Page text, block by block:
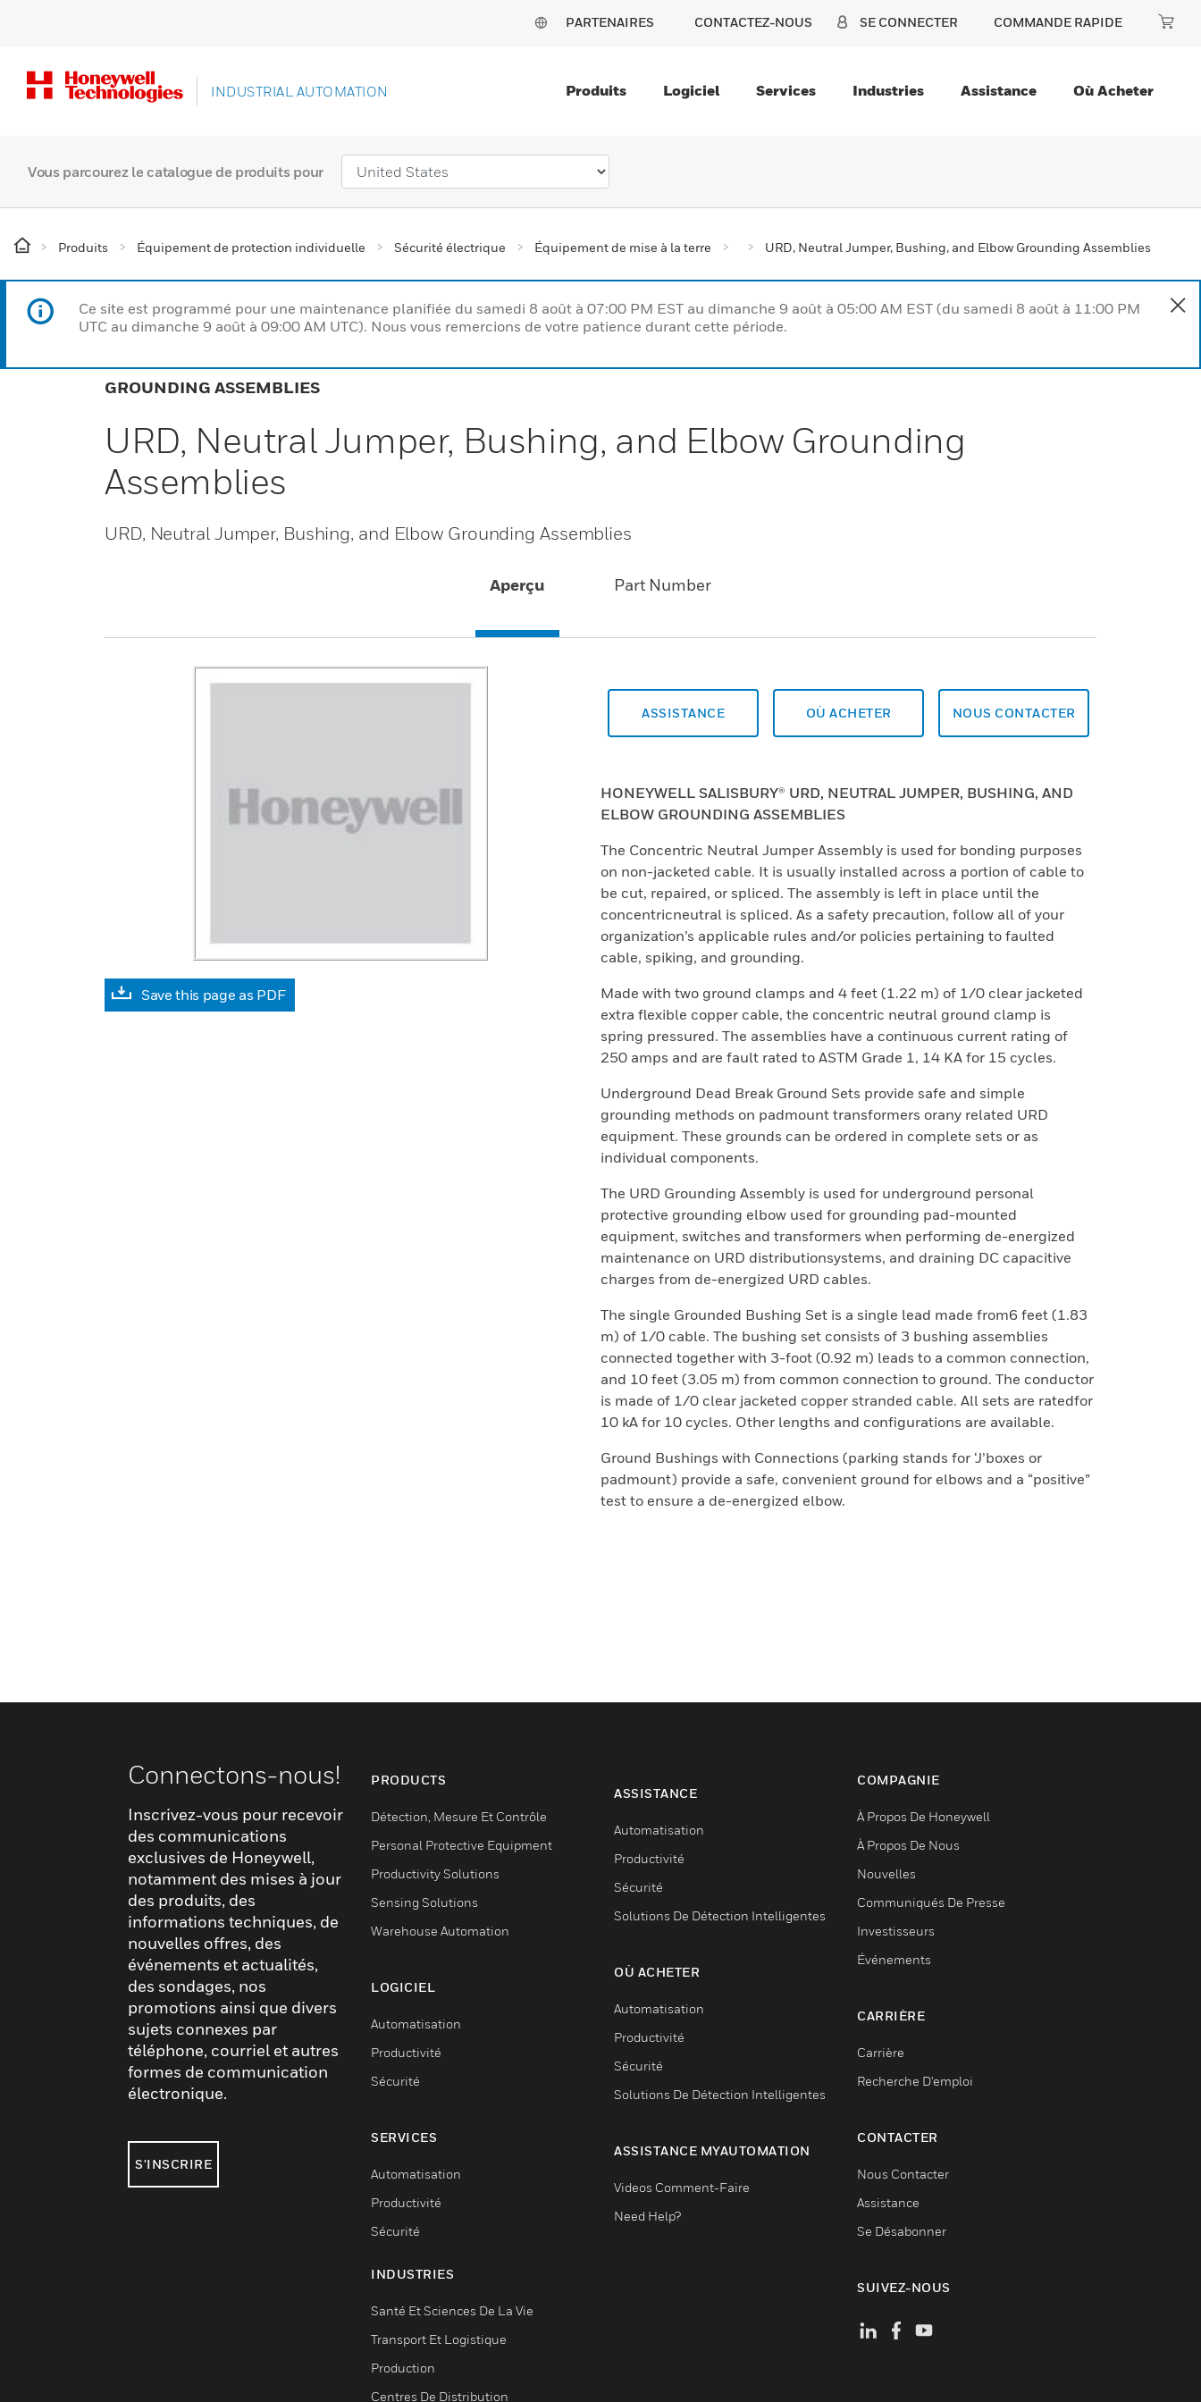
PARTENAIRES CONTACTEZ-NOUS SE CONNECTER COMMANDE RAPIDE
INDUSTRIAL AUTOMATION Produits Logiciel Services Industries Assistance Où Acheter
Vous parcourez le catalogue de produits pour
Produits Équipement de protection individuelle Sécurité électrique Équipement de mise à la terre URD, Neutral Jumper, Bushing, and Elbow Grounding Assemblies
Ce site est programmé pour une maintenance planifiée du samedi 8 août à 07:00 PM EST au dimanche 9 août à 05:00 AM EST (du samedi 8 août à 11:00 PM
UTC au dimanche 9 août à 09:00 AM UTC). Nous vous remercions de votre patience durant cette période.
GROUNDING ASSEMBLIES
URD, Neutral Jumper, Bushing, and Elbow Grounding
Assemblies
URD, Neutral Jumper, Bushing, and Elbow Grounding Assemblies
Aperçu Part Number
Save this page as PDF
ASSISTANCE OÙ ACHETER NOUS CONTACTER
HONEYWELL SALISBURY® URD, NEUTRAL JUMPER, BUSHING, AND
ELBOW GROUNDING ASSEMBLIES
The Concentric Neutral Jumper Assembly is used for bonding purposes
on non-jacketed cable. It is usually installed across a portion of cable to
be cut, repaired, or spliced. The assembly is left in place until the
concentricneutral is spliced. As a safety precaution, follow all of your
organization’s applicable rules and/or policies pertaining to faulted
cable, spiking, and grounding.
Made with two ground clamps and 4 feet (1.22 m) of 1/0 clear jacketed
extra flexible copper cable, the concentric neutral ground clamp is
spring pressured. The assemblies have a continuous current rating of
250 amps and are fault rated to ASTM Grade 1, 14 KA for 15 cycles.
Underground Dead Break Ground Sets provide safe and simple
grounding methods on padmount transformers orany related URD
equipment. These grounds can be ordered in complete sets or as
individual components.
The URD Grounding Assembly is used for underground personal
protective grounding elbow used for grounding pad-mounted
equipment, switches and transformers when performing de-energized
maintenance on URD distributionsystems, and draining DC capacitive
charges from de-energized URD cables.
The single Grounded Bushing Set is a single lead made from6 feet (1.83
m) of 1/0 cable. The bushing set consists of 3 bushing assemblies
connected together with 3-foot (0.92 m) leads to a common connection,
and 10 feet (3.05 m) from common connection to ground. The conductor
is made of 1/0 clear jacketed copper stranded cable. All sets are ratedfor
10 kA for 10 cycles. Other lengths and configurations are available.
Ground Bushings with Connections (parking stands for ‘J’boxes or
padmount) provide a safe, convenient ground for elbows and a “positive”
test to ensure a de-energized elbow.
Connectons-nous!
Inscrivez-vous pour recevoir
des communications
exclusives de Honeywell,
notamment des mises à jour
des produits, des
informations techniques, de
nouvelles offres, des
événements et actualités,
des sondages, nos
promotions ainsi que divers
sujets connexes par
téléphone, courriel et autres
formes de communication
électronique.
S'INSCRIRE
PRODUCTS
Détection, Mesure Et Contrôle
Personal Protective Equipment
Productivity Solutions
Sensing Solutions
Warehouse Automation
LOGICIEL
Automatisation
Productivité
Sécurité
SERVICES
Automatisation
Productivité
Sécurité
INDUSTRIES
Santé Et Sciences De La Vie
Transport Et Logistique
Production
Centres De Distribution
ASSISTANCE
Automatisation
Productivité
Sécurité
Solutions De Détection Intelligentes
OÙ ACHETER
Automatisation
Productivité
Sécurité
Solutions De Détection Intelligentes
ASSISTANCE MYAUTOMATION
Videos Comment-Faire
Need Help?
COMPAGNIE
À Propos De Honeywell
À Propos De Nous
Nouvelles
Communiqués De Presse
Investisseurs
Événements
CARRIÈRE
Carrière
Recherche D'emploi
CONTACTER
Nous Contacter
Assistance
Se Désabonner
SUIVEZ-NOUS